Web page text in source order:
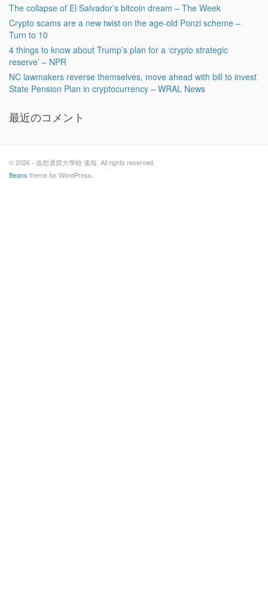
The collapse of El Salvador’s bitcoin dream – The Week
Crypto scams are a new twist on the age-old Ponzi scheme –
Turn to 10
4 things to know about Trump’s plan for a ‘crypto strategic
reserve’ – NPR
NC lawmakers reverse themselves, move ahead with bill to invest
State Pension Plan in cryptocurrency – WRAL News
最近のコメント
© 2026 - 仮想通貨大學校 速報. All rights reserved.
Beans theme for WordPress.